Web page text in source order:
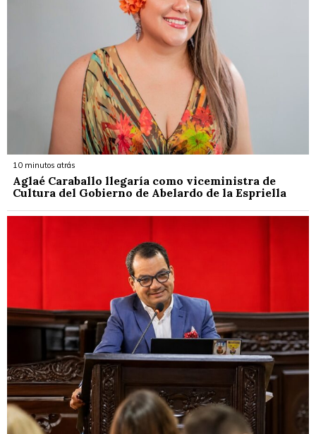
10 minutos atrás
Aglaé Caraballo llegaría como viceministra de
Cultura del Gobierno de Abelardo de la Espriella